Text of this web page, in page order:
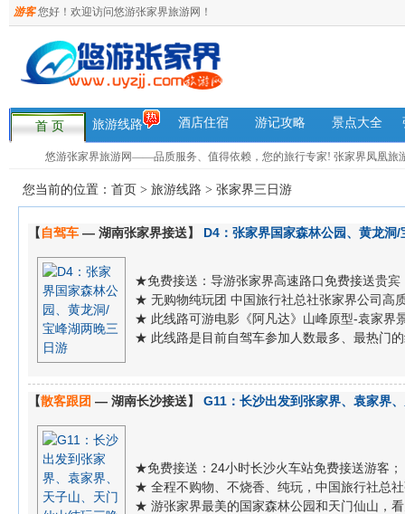
游客您好！欢迎访问悠游张家界旅游网！
首 页
悠游张家界旅游网——品质服务、值得依赖，您的旅行专家! 张家界凤凰旅
旅游线路 酒店住宿 游记攻略 景点大全
您当前的位置： 首页 > 旅游线路 > 张家界三日游
【 自驾车 — 湖南张家界接送】 D4：张家界国家森林公园、黄龙洞
★免费接送：导游张家界高速路口免费接送贵宾
★ 无购物纯玩团 中国旅行社总社张家界公司高
★ 此线路可游电影《阿凡达》山峰原型-袁家界
★ 此线路是目前自驾车参加人数最多、最热门
【散客跟团 — 湖南长沙接送】 G11：长沙出发到张家界、袁家界
★免费接送：24小时长沙火车站免费接送游客；
★ 全程不购物、不烧香、纯玩，中国旅行社总
★ 游张家界最美的国家森林公园和天门仙山，